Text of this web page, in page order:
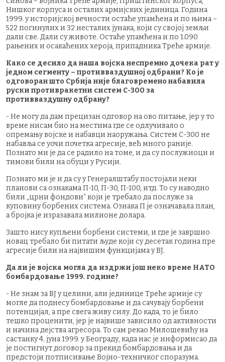
Нишког корпуса и осталих армијских јединица. Година
1999. у историјској вечности остаће упамћена и по њима −
522 погинулих и 32 несталих јунака, који су својој земљи
дали све. Дали су животе. Остаће упамћена и по 1.090
рањених и осакаћених хероја, припадника Треће армије.
Како се десило да наша војска неспремно дочека рат у
једном сегменту – противваздушној одбрани? Ко је
одговоран што Србија није благовремено набавила
руски противракетни систем С-300 за
противваздушну одбрану?
- Не могу да дам прецизан одговор на ово питање, јер у то
време нисам био на местима где се одлучивало о
опремању војске и набавци наоружања. Систем С-300 не
набавља се уочи почетка агресије, већ много раније.
Познато ми је да се радило на томе, и да су послужиоци и
тимови били на обуци у Русији.
Познато ми је и да су у Генералштабу постојали неки
планови са ознакама П-10, П-30, П-100, итд. То су наводно
били „црни фондови“ који је требало да послуже за
куповину борбених система. Ознака П је означавала план,
а бројка је изразавала милионе долара.
Зашто нису купљени борбени системи, и где је завршио
новац требало би питати људе који су десетак година пре
агресије били на највишим функцијама у ВЈ.
Да ли је војска могла да издржи још неко време НАТО
бомбардовање 1999. године?
- Не знам за ВЈ у целини, али јединице Треће армије су
могле да поднесу бомбардовање и да сачувају борбени
потенцијал, а пре свега живу силу. До када, то је било
тешко проценити, јер је највише зависило од активности
и начина дејства агресора. То сам рекао Милошевићу на
састанку 4. јуна 1999. у Београду, када нас је информисао да
је постигнут договор за прекид бомбардовања и да
предстоји потписивање Војно-техничког споразума.